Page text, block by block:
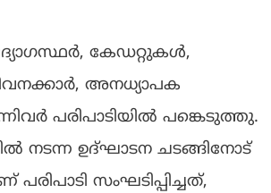
കേഡറ്റുകൾ,
അനധ്യാപക
പരിപാടിയിൽ പങ്കെടുത്തു.
നടന്ന ഉദ്ഘാടന ചടങ്ങിനോട്
സംഘടിപ്പിച്ചത്,